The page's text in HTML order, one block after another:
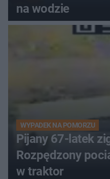
na wodzie
WYPADEK NA POMORZU
Pijany 67-latek
Rozpędzony
w traktor